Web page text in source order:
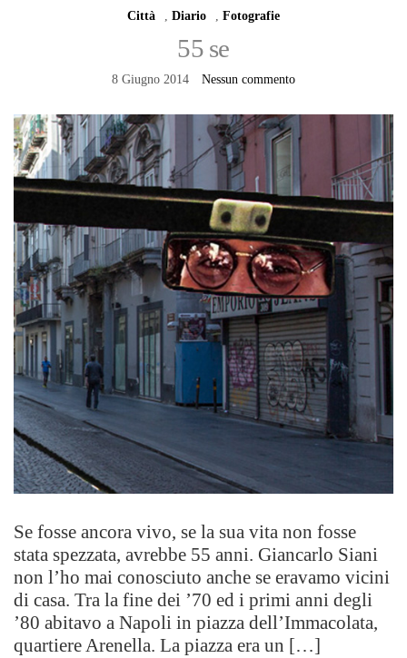
Città , Diario , Fotografie
55 se
8 Giugno 2014 Nessun commento
Se fosse ancora vivo, se la sua vita non fosse
stata spezzata, avrebbe 55 anni. Giancarlo Siani
non l’ho mai conosciuto anche se eravamo vicini
di casa. Tra la fine dei ’70 ed i primi anni degli
’80 abitavo a Napoli in piazza dell’Immacolata,
quartiere Arenella. La piazza era un […]